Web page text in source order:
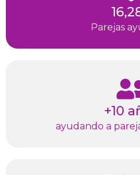
Parejas
+10
ayudando a